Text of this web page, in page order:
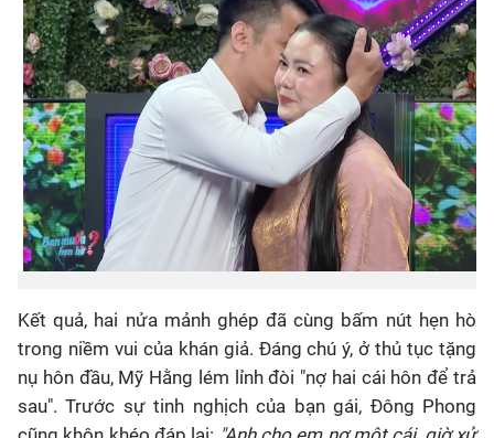
Kết quả, hai nửa mảnh ghép đã cùng bấm nút hẹn hò
trong niềm vui của khán giả. Đáng chú ý, ở thủ tục tặng
nụ hôn đầu, Mỹ Hằng lém lỉnh đòi "nợ hai cái hôn để trả
sau". Trước sự tinh nghịch của bạn gái, Đông Phong